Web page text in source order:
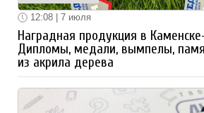
12:08 | 7 июля
Наградная продукция в
Дипломы, медали, вымпелы,
из акрила дерева